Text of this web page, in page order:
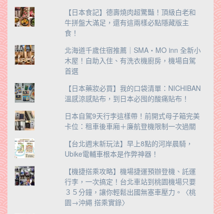
【日本食記】德壽燒肉超驚豔！頂級白老和
牛拼盤大滿足，還有這兩樣必點隱藏版主
食！
北海道千歲住宿推薦｜SMA・MO inn 全新小
木屋！自助入住、有洗衣機廚房，機場自駕
首選
【日本藥妝必買】我的口袋清單：NICHIBAN
溫感涼感貼布，到日本必囤的酸痛貼布！
日本自駕9天行李這樣帶！前開式母子箱完美
卡位：租車後車廂＋廉航登機限制一次過關
【台北週末新玩法】早上8點的河岸晨騎，
Ubike電輔車根本是作弊神器！
【機捷搭乘攻略】機場捷運預辦登機、託運
行李，一次搞定！台北車站到桃園機場只要
３５分鐘，讓你輕鬆出國無塞車壓力。〈桃
園→沖繩 搭乘實錄〉